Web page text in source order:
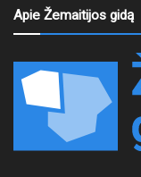
Apie Žemaitijos gidą